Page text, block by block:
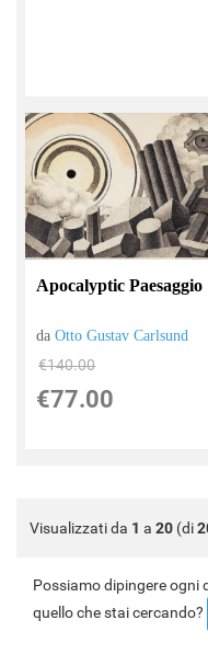
Apocalyptic Paesaggio
daOtto Gustav Carlsund
€140.00
€77.00
Visualizzati da 1 a 20 (di
Possiamo dipingere ogni
quello che stai cercando?